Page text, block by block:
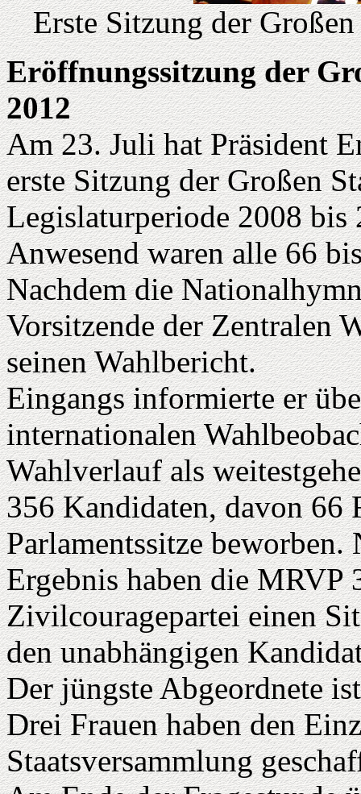
Erste Sitzung der
Eröffnungssitzung der
2012
Am 23. Juli hat Präsident
erste Sitzung der Großen
Legislaturperiode 2008 bis
Anwesend waren alle 66
Nachdem die
Vorsitzende der Zentralen
seinen Wahlbericht.
Eingangs informierte er
internationalen
Wahlverlauf als
356 Kandidaten, davon 66
Parlamentssitze
Ergebnis haben die MRVP
Zivilcouragepartei einen
den unabhängigen
Der jüngste Abgeordnete
Drei Frauen haben den
Staatsversammlung